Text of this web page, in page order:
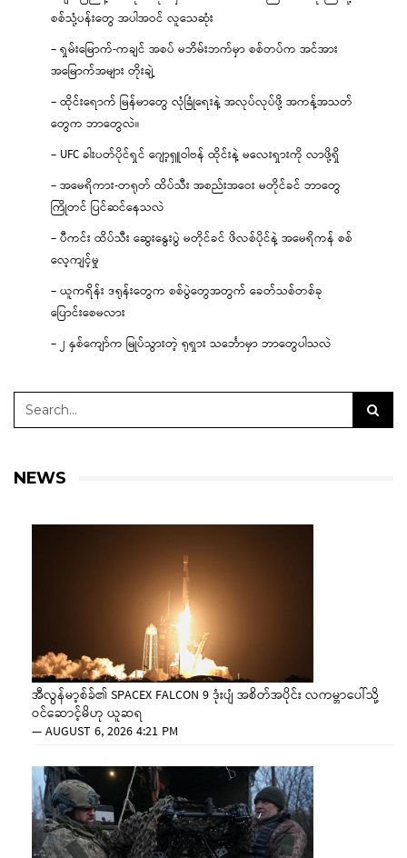
စစ်သုံ့ပန်းတွေ အပါအဝင် လူသေဆုံး
– ရှမ်းမြောက်-ကချင် အစပ် မဘိမ်းဘက်မှာ စစ်တပ်က အင်အား
အမြောက်အများ တိုးချဲ့
– ထိုင်းရောက် မြန်မာတွေ လုံခြုံရေးနဲ့ အလုပ်လုပ်ဖို့ အကန့်အသတ်
တွေက ဘာတွေလဲ။
– UFC ခါးပတ်ပိုင်ရှင် ဂျော့ရှူဝါဗန် ထိုင်းနဲ့ မလေးရှားကို လာဖို့ရှိ
– အမေရိကား-တရုတ် ထိပ်သီး အစည်းအဝေး မတိုင်ခင် ဘာတွေ
ကြိုတင် ပြင်ဆင်နေသလဲ
– ပီကင်း ထိပ်သီး ဆွေးနွေးပွဲ မတိုင်ခင် ဖိလစ်ပိုင်နဲ့ အမေရိကန် စစ်
လေ့ကျင့်မှု
– ယူကရိန်း ဒရုန်းတွေက စစ်ပွဲတွေအတွက် ခေတ်သစ်တစ်ခု
ပြောင်းစေမလား
– ၂ နှစ်ကျော်က မြုပ်သွားတဲ့ ရုရှား သင်္ဘောမှာ ဘာတွေပါသလဲ
NEWS
အီလွန်မာ့စ်ခ်၏ SPACEX FALCON 9 ဒုံးပျံ အစိတ်အပိုင်း လကမ္ဘာပေါ်သို့
ဝင်ဆောင့်မိဟု ယူဆရ
—AUGUST 6, 2026 4:21 PM